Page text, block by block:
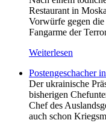
Restaurant in
Vorwürfe gegen
Fangarme der
Weiterlesen
Postengeschacher
Der ukrainische
bisherigen
Chef des
auch schon